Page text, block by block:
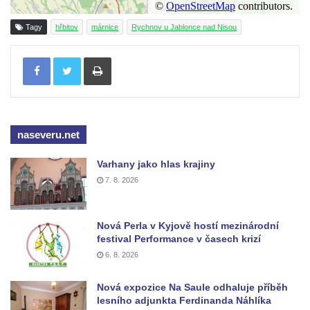
Křížová cesta Římov – VII. kaple – Políbení
Jidášovo
Křížová cesta Římov – VI. kaple – Olivetská
hora (Getsemanská zahrada)
Křížová cesta Římov – V. kaple – Smutná
Křížová cesta Římov – IV. kaple – Pustá ves
Křížová cesta Římov – III. kaple – Stádní
brána
Křížová cesta Římov – II. kaple – Poslední
Křížová cesta Římov – I. kaple – Loučení
Ježíše s Pannou Marií
Kaple v Horním Třeboníně
Tagy hřbitov márnice Rychnov u Jablonce nad Nisou
Tisknout
naseveru.net
Varhany jako hlas krajiny
7. 8. 2026
Nová Perla v Kyjově hostí mezinárodní
festival Performance v časech krizí
6. 8. 2026
Nová expozice Na Saule odhaluje příběh
lesního adjunkta Ferdinanda Náhlíka